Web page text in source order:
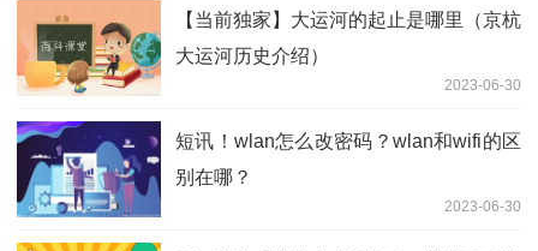
【当前独家】大运河的起止是哪里（京杭
大运河历史介绍）
2023-06-30
短讯！wlan怎么改密码？wlan和wifi的区
别在哪？
2023-06-30